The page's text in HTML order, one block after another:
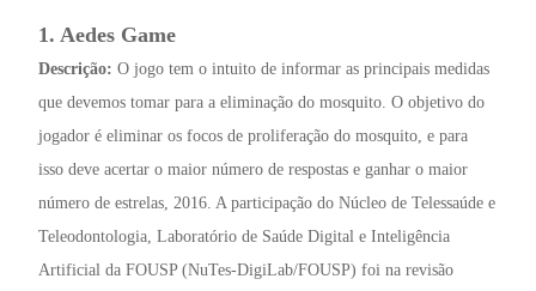
1. Aedes Game
Descrição: O jogo tem o intuito de informar as principais medidas
que devemos tomar para a eliminação do mosquito. O objetivo do
jogador é eliminar os focos de proliferação do mosquito, e para
isso deve acertar o maior número de respostas e ganhar o maior
número de estrelas, 2016. A participação do Núcleo de Telessaúde e
Teleodontologia, Laboratório de Saúde Digital e Inteligência
Artificial da FOUSP (NuTes-DigiLab/FOUSP) foi na revisão